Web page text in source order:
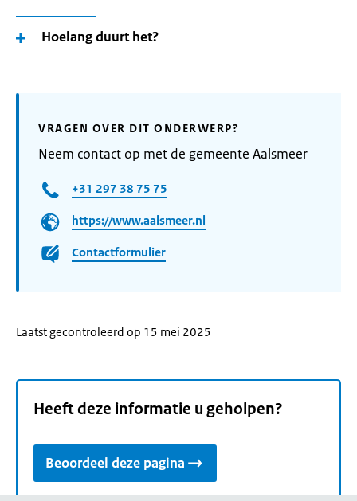
Hoelang duurt het?
VRAGEN OVER DIT ONDERWERP?
Neem contact op met de gemeente Aalsmeer
+31 297 38 75 75
https://www.aalsmeer.nl
Contactformulier
Laatst gecontroleerd op 15 mei 2025
Heeft deze informatie u geholpen?
Beoordeel deze pagina